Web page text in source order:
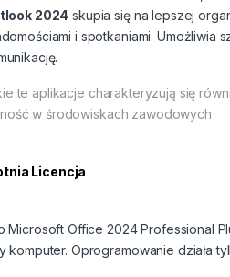
2024 skupia się na lepszej
i spotkaniami.
te aplikacje charakteryzują się
w środowiskach zawodowych
Licencja
Microsoft Office 2024 Professional
komputer. Oprogramowanie działa